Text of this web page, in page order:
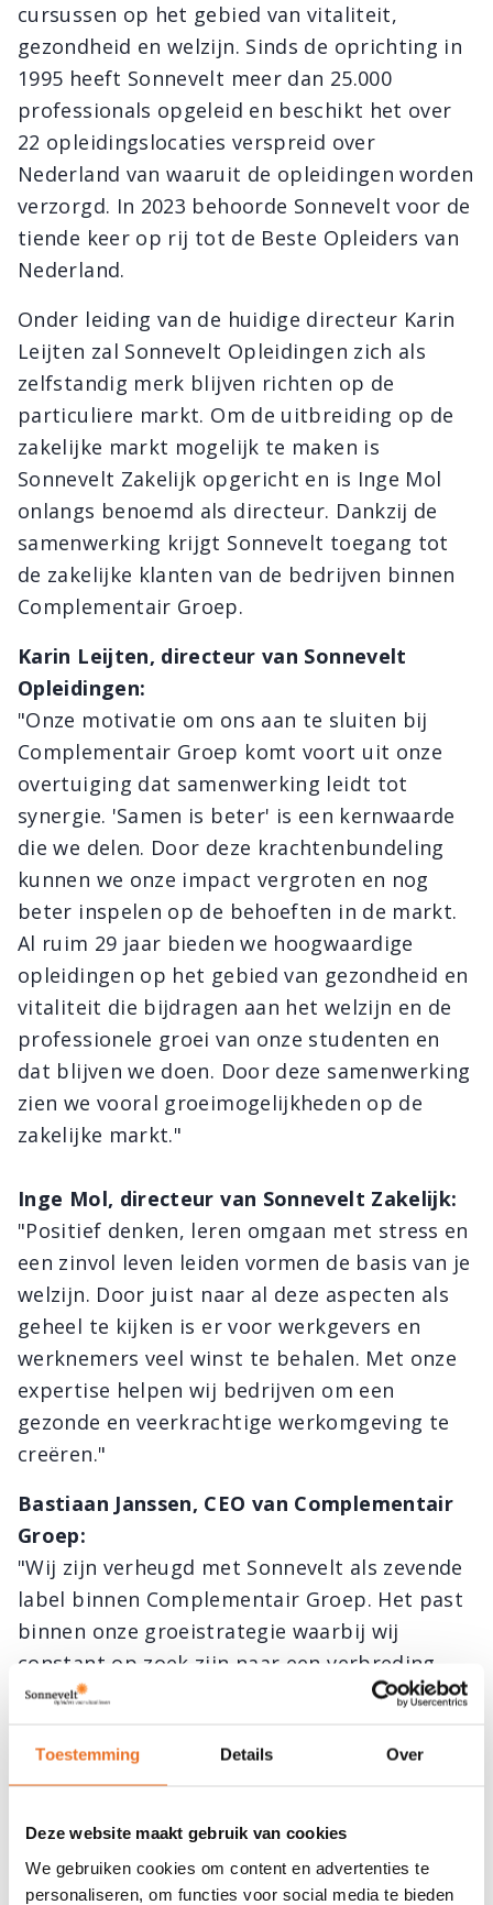
Toestemming Details Over
Deze website maakt gebruik van cookies
We gebruiken cookies om content en advertenties te
personaliseren, om functies voor social media te bieden
cursussen op het gebied van vitaliteit,
gezondheid en welzijn. Sinds de oprichting in
1995 heeft Sonnevelt meer dan 25.000
professionals opgeleid en beschikt het over
22 opleidingslocaties verspreid over
Nederland van waaruit de opleidingen worden
verzorgd. In 2023 behoorde Sonnevelt voor de
tiende keer op rij tot de Beste Opleiders van
Nederland.
Onder leiding van de huidige directeur Karin
Leijten zal Sonnevelt Opleidingen zich als
zelfstandig merk blijven richten op de
particuliere markt. Om de uitbreiding op de
zakelijke markt mogelijk te maken is
Sonnevelt Zakelijk opgericht en is Inge Mol
onlangs benoemd als directeur. Dankzij de
samenwerking krijgt Sonnevelt toegang tot
de zakelijke klanten van de bedrijven binnen
Complementair Groep.
Karin Leijten, directeur van Sonnevelt
Opleidingen:
"Onze motivatie om ons aan te sluiten bij
Complementair Groep komt voort uit onze
overtuiging dat samenwerking leidt tot
synergie. 'Samen is beter' is een kernwaarde
die we delen. Door deze krachtenbundeling
kunnen we onze impact vergroten en nog
beter inspelen op de behoeften in de markt.
Al ruim 29 jaar bieden we hoogwaardige
opleidingen op het gebied van gezondheid en
vitaliteit die bijdragen aan het welzijn en de
professionele groei van onze studenten en
dat blijven we doen. Door deze samenwerking
zien we vooral groeimogelijkheden op de
zakelijke markt."
Inge Mol, directeur van Sonnevelt Zakelijk:
"Positief denken, leren omgaan met stress en
een zinvol leven leiden vormen de basis van je
welzijn. Door juist naar al deze aspecten als
geheel te kijken is er voor werkgevers en
werknemers veel winst te behalen. Met onze
expertise helpen wij bedrijven om een
gezonde en veerkrachtige werkomgeving te
creëren."
Bastiaan Janssen, CEO van Complementair
Groep:
"Wij zijn verheugd met Sonnevelt als zevende
label binnen Complementair Groep. Het past
binnen onze groeistrategie waarbij wij
constant op zoek zijn naar een verbreding
van ons aanbod aan kwalitatieve opleidingen,
toewijding aan kwaliteit en focus op vitaliteit
vult ons huidige portfolio uitstekend aan en
versterkt onze positie als toonaangevende